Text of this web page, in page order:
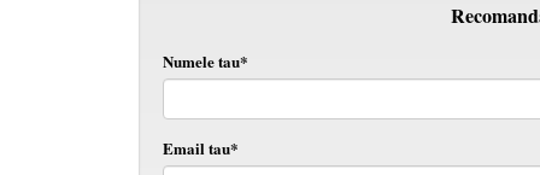
Numele tau*
Email tau*